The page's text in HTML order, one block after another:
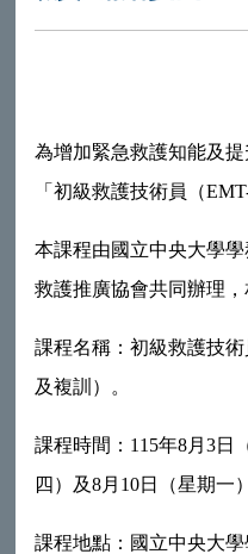
為增加緊急救護知能及
「初級救護技術員（
本課程由國立中央大學
救護推廣協會共同辦理，
課程名稱：初級救護技術
及複訓）。
課程時間：115年8月3日
四）及8月10日（星期一
課程地點：國立中央大